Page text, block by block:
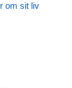
om sit liv